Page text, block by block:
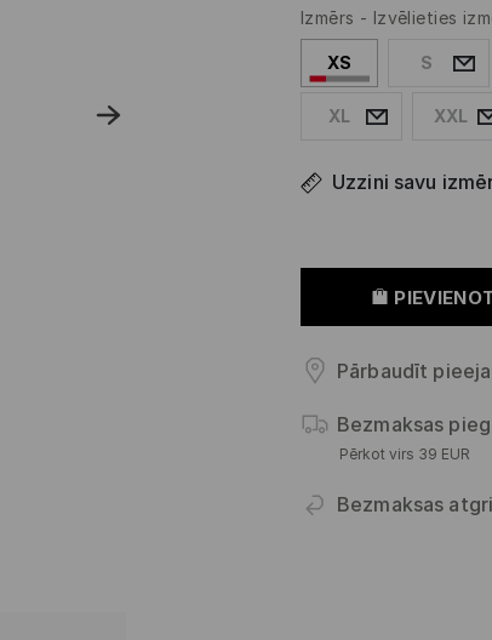
Izmērs - Izvēlieties
XS S
XL XXL
Uzzini savu
Pārbaudīt
Bezmaksas
Pērkot virs 39 EUR
Bezmaksas